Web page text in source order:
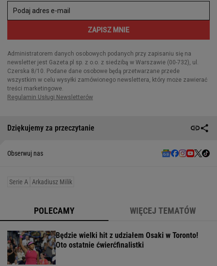
Dziękujemy za przeczytanie
Obserwuj nas
Serie A Arkadiusz Milik
POLECAMY WIĘCEJ TEMATÓW
Będzie wielki hit z udziałem Osaki w Toronto!
Oto ostatnie ćwierćfinalistki